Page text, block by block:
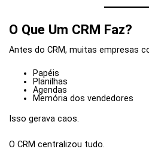
O Que Um CRM Faz?
Antes do CRM, muitas empresas
Papéis
Planilhas
Agendas
Memória dos vendedores
Isso gerava caos.
O CRM centralizou tudo.